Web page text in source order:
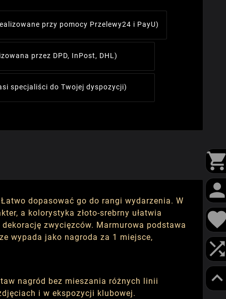
przy pomocy Przelewy24 i PayU)
przez DPD, InPost, DHL)
specjaliści do Twojej dyspozycji)
dopasować go do rangi wydarzenia. W
a kolorystyka złoto-srebrny ułatwia
zwycięzców. Marmurowa podstawa
wypada jako nagroda za 1 miejsce,
nagród bez mieszania różnych linii
i w ekspozycji klubowej.